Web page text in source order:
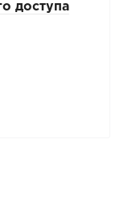
доступа